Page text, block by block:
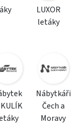
LUXOR
letáky
Nábytkáři
Čech a
Moravy